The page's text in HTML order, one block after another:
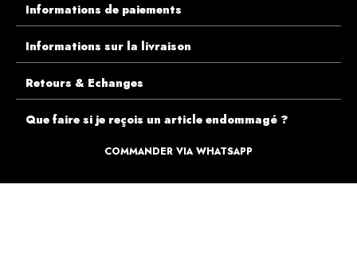
Informations de paiements
Informations sur la livraison
Retours & Echanges
Que faire si je reçois un article endommagé ?
COMMANDER VIA WHATSAPP